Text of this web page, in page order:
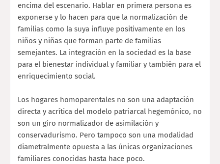
encima del escenario. Hablar en primera persona es
exponerse y lo hacen para que la normalización de
familias como la suya influye positivamente en los
niños y niñas que forman parte de familias
semejantes. La integración en la sociedad es la base
para el bienestar individual y familiar y también para el
enriquecimiento social.
Los hogares homoparentales no son una adaptación
directa y acrítica del modelo patriarcal hegemónico, no
son un giro normalizador de asimilación y
conservadurismo. Pero tampoco son una modalidad
diametralmente opuesta a las únicas organizaciones
familiares conocidas hasta hace poco.